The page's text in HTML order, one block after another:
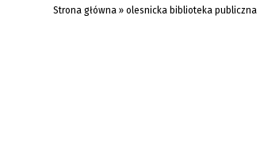
Strona główna »olesnicka biblioteka publiczna